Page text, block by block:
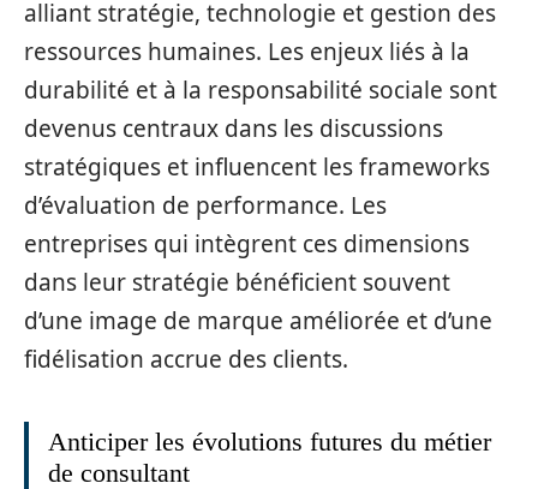
alliant stratégie, technologie et gestion des
ressources humaines. Les enjeux liés à la
durabilité et à la responsabilité sociale sont
devenus centraux dans les discussions
stratégiques et influencent les frameworks
d’évaluation de performance. Les
entreprises qui intègrent ces dimensions
dans leur stratégie bénéficient souvent
d’une image de marque améliorée et d’une
fidélisation accrue des clients.
Anticiper les évolutions futures du métier
de consultant